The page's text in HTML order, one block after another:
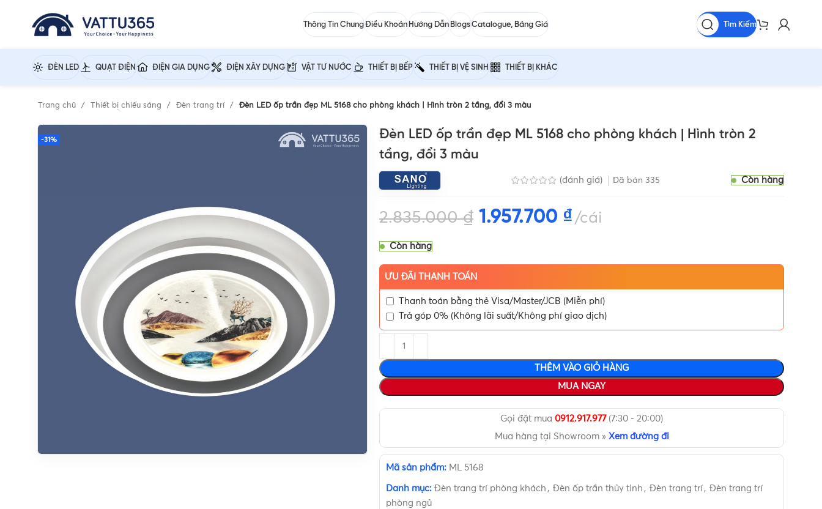
Thông Tin ChungĐiều Khoản Hướng Dẫn BlogsCatalogue, Bảng Giá Tìm Kiếm
ĐÈN LED QUẠT ĐIỆN ĐIỆN GIA DỤNG ĐIỆN XÂY DỰNG VẬT TƯ NƯỚC THIẾT BỊ BẾP THIẾT BỊ VỆ SINH THIẾT BỊ KHÁC
Trang chủ Thiết bị chiếu sáng Đèn trang trí Đèn LED ốp trần đẹp ML 5168 cho phòng khách | Hình tròn 2 tầng, đổi 3 màu
-31%
Đèn LED ốp trần đẹp ML 5168 cho phòng khách | Hình tròn 2
tầng, đổi 3 màu
(đánh giá) Đã bán 335 Còn hàng
2.835.000₫ 1.957.700 ₫ cái
Còn hàng
ƯU ĐÃI THANH TOÁN
Thanh toán bằng thẻ Visa/Master/JCB (Miễn phí)
Trả góp 0% (Không lãi suất/Không phí giao dịch)
THÊM VÀO GIỎ HÀNG
MUA NGAY
Gọi đặt mua 0912.917.977(7:30 - 20:00)
Mua hàng tại Showroom » Xem đường đi
Mã sản phẩm: ML 5168
Danh mục: Đèn trang trí phòng khách , Đèn ốp trần thủy tinh , Đèn trang trí, Đèn trang trí
phòng ngủ